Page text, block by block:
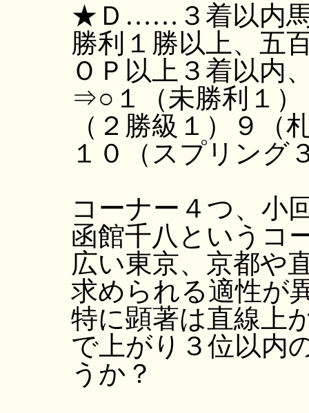
★Ｄ……３着以内馬
勝利１勝以上、五
ＯＰ以上３着以内
⇒○１（未勝利１）
（２勝級１）９（
１０（スプリング
コーナー４つ、小
函館千八というコ
広い東京、京都や
求められる適性が
特に顕著は直線上
で上がり３位以内
うか？